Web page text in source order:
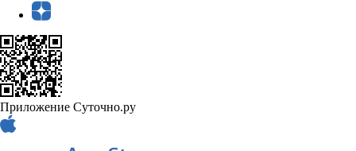
Приложение Суточно.ру